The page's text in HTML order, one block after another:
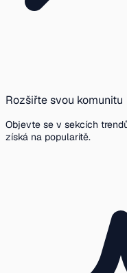
Rozšiřte svou komunitu
Objevte se v sekcích
získá na popularitě.